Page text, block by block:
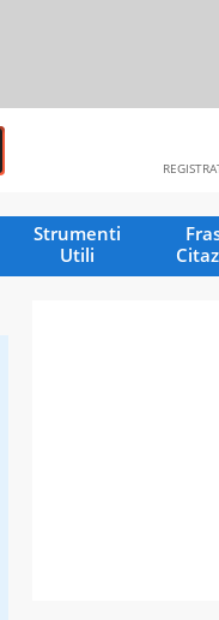
Strumenti
Utili